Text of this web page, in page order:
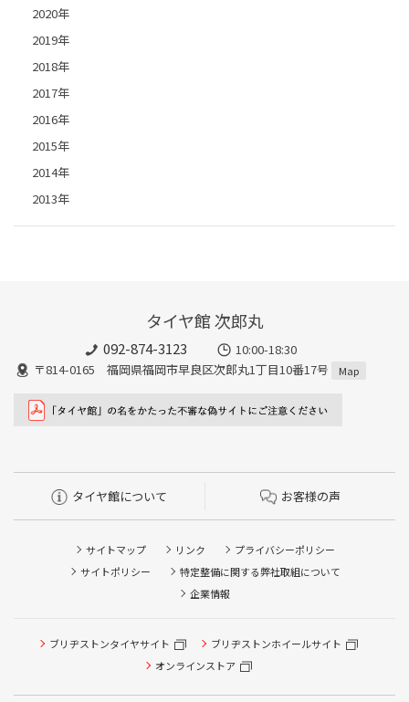
2020年
2019年
2018年
2017年
2016年
2015年
2014年
2013年
タイヤ館 次郎丸
092-874-3123
10:00-18:30
〒814-0165 福岡県福岡市早良区次郎丸1丁目10番17号
Map
タイヤ館について お客様の声
サイトマップ リンク
プライバシーポリシー
サイトポリシー
特定整備に関する弊社取組について
企業情報
ブリヂストンタイヤサイト
ブリヂストンホイールサイト
オンラインストア
タイヤ点検・安全点検/タイヤ履き替え/オイル交換/その他
ピット作業の予約